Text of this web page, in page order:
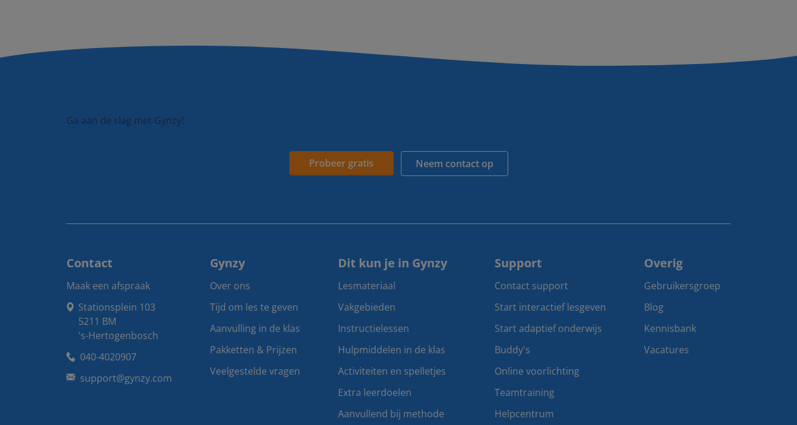
Ga aan de slag met Gynzy!
Probeer gratis Neem contact op
Contact
Maak een afspraak
Stationsplein 103
5211 BM
's-Hertogenbosch
040-4020907
support@gynzy.com
Gynzy
Over ons
Tijd om les te geven
Aanvulling in de klas
Pakketten & Prijzen
Veelgestelde vragen
Dit kun je in Gynzy
Lesmateriaal
Vakgebieden
Instructielessen
Hulpmiddelen in de klas
Activiteiten en spelletjes
Extra leerdoelen
Aanvullend bij methode
Support
Contact support
Start interactief lesgeven
Start adaptief onderwijs
Buddy's
Online voorlichting
Teamtraining
Helpcentrum
Overig
Gebruikersgroep
Blog
Kennisbank
Vacatures